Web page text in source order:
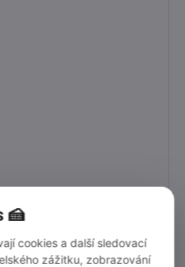
🍰
cookies a další sledovací
zážitku, zobrazování